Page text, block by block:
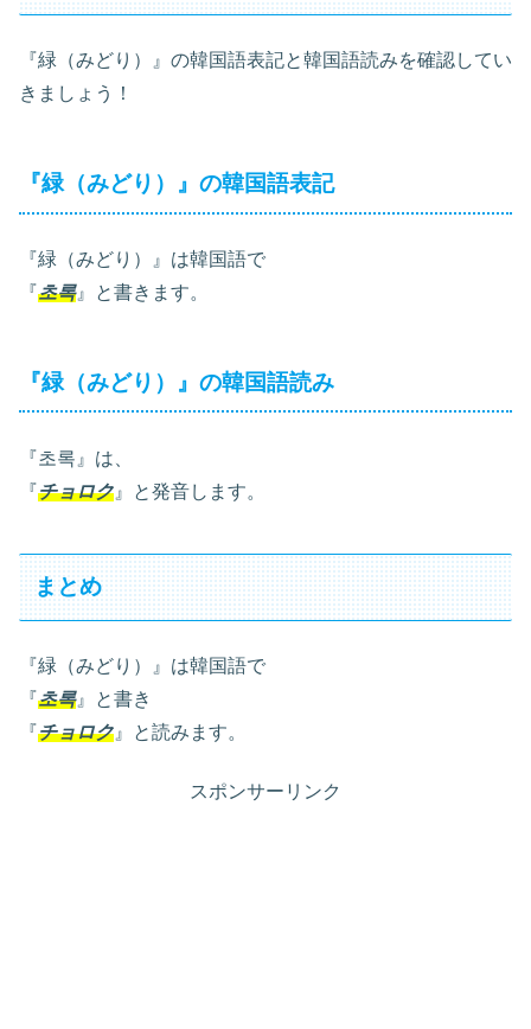
『緑（みどり）』の韓国語表記と韓国語読みを確認してい
きましょう！
『緑（みどり）』の韓国語表記
『緑（みどり）』は韓国語で
『초록』と書きます。
『緑（みどり）』の韓国語読み
『초록』は、
『チョロク 』と発音します。
まとめ
『緑（みどり）』は韓国語で
『초록』と書き
『チョロク 』と読みます。
スポンサーリンク